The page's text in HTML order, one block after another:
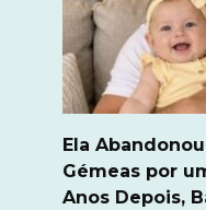
Ela
Gémeas por
Anos Depois,